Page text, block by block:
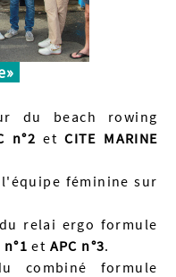
»
du beach rowing
n°2etCITE MARINE
féminine sur
relai ergo formule
n°1et APC n°3.
combiné formule